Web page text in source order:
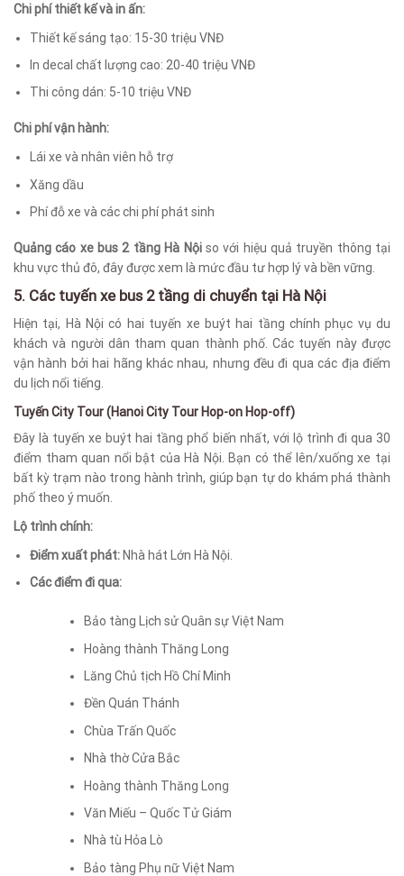
Chi phí thiết kế và in ấn:
Thiết kế sáng tạo: 15-30 triệu VNĐ
In decal chất lượng cao: 20-40 triệu VNĐ
Thi công dán: 5-10 triệu VNĐ
Chi phí vận hành:
Lái xe và nhân viên hỗ trợ
Xăng dầu
Phí đỗ xe và các chi phí phát sinh
Quảng cáo xe bus 2 tầng Hà Nội so với hiệu quả truyền thông tại
khu vực thủ đô, đây được xem là mức đầu tư hợp lý và bền vững.
5. Các tuyến xe bus 2 tầng di chuyển tại Hà Nội
Hiện tại, Hà Nội có hai tuyến xe buýt hai tầng chính phục vụ du
khách và người dân tham quan thành phố. Các tuyến này được
vận hành bởi hai hãng khác nhau, nhưng đều đi qua các địa điểm
du lịch nổi tiếng.
Tuyến City Tour (Hanoi City Tour Hop-on Hop-off)
Đây là tuyến xe buýt hai tầng phổ biến nhất, với lộ trình đi qua 30
điểm tham quan nổi bật của Hà Nội. Bạn có thể lên/xuống xe tại
bất kỳ trạm nào trong hành trình, giúp bạn tự do khám phá thành
phố theo ý muốn.
Lộ trình chính:
Điểm xuất phát: Nhà hát Lớn Hà Nội.
Các điểm đi qua:
Bảo tàng Lịch sử Quân sự Việt Nam
Hoàng thành Thăng Long
Lăng Chủ tịch Hồ Chí Minh
Đền Quán Thánh
Chùa Trấn Quốc
Nhà thờ Cửa Bắc
Hoàng thành Thăng Long
Văn Miếu – Quốc Tử Giám
Nhà tù Hỏa Lò
Bảo tàng Phụ nữ Việt Nam